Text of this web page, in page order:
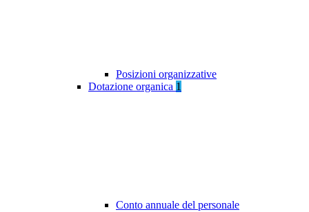
Posizioni organizzative
Dotazione organica 1
Conto annuale del personale